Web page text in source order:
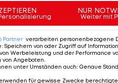
beginnen, ein genauer
bei
NUR
Weiter mit
Partner verarbeiten personenbezogene
: Speichern von oder Zugriff auf
Werbeleistung und der Performance
von Angeboten.
unter Umständen auch: Genaue
für gewisse Zwecke